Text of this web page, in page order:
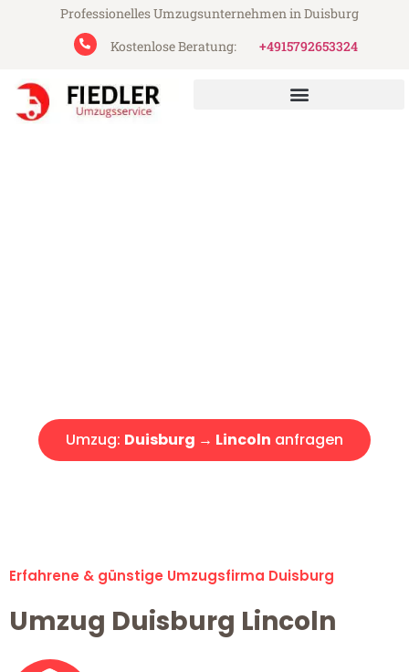
Professionelles Umzugsunternehmen in Duisburg
Kostenlose Beratung:
+4915792653324
Umzug: Duisburg → Lincoln anfragen
Erfahrene & günstige Umzugsfirma Duisburg
Umzug Duisburg Lincoln